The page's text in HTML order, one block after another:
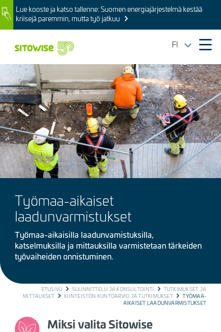
Skip
to
main
ImageLue kooste ja katso tallenne: Suomen energiajärjestelmä kestää
kriisejä paremmin, mutta työ jatkuu
FI
Kuva
Työmaa-aikaiset
laadunvarmistukset
Työmaa-aikaisilla laadunvamistuksilla,
katselmuksilla ja mittauksilla varmistetaan tärkeiden
työvaiheiden onnistuminen.
BREADCRUMB
ETUSIVU SUUNNITTELU JA KONSULTOINTI
TUTKIMUKSET JA
MITTAUKSET
KIINTEISTÖN KUNTOARVIO JA TUTKIMUKSET
TYÖMAA-
AIKAISET LAADUNVARMISTUKSET
Miksi valita Sitowise